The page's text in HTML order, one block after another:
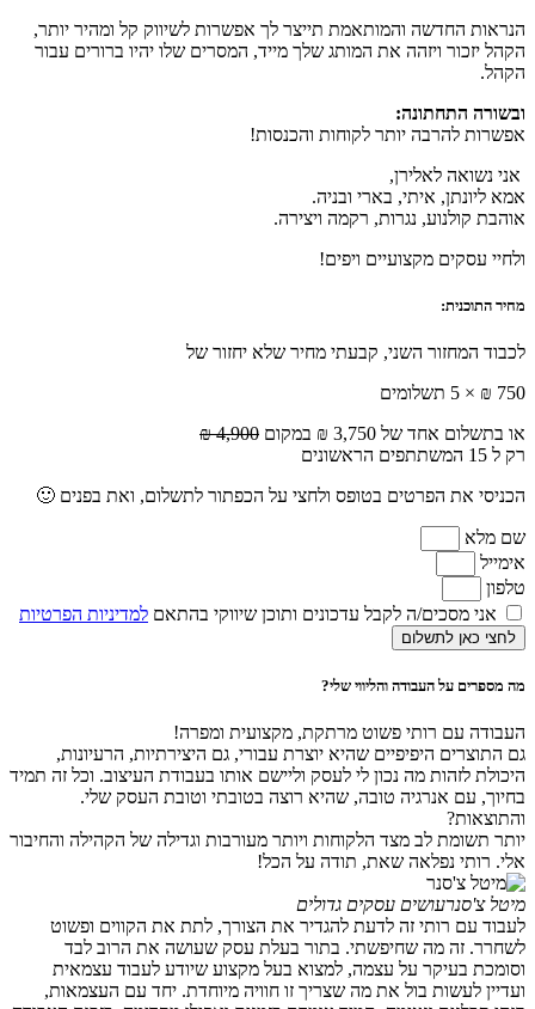
הנראות החדשה והמותאמת תייצר לך אפשרות לשיווק קל ומהיר יותר,
הקהל יזכור ויזהה את המותג שלך מייד, המסרים שלו יהיו ברורים עבור
הקהל.
ובשורה התחתונה:
אפשרות להרבה יותר לקוחות והכנסות!
אני נשואה לאלירן,
אמא ליונתן, איתי, בארי ובניה.
אוהבת קולנוע, נגרות, רקמה ויצירה.
ולחיי עסקים מקצועיים ויפים!
מחיר התוכנית:
לכבוד המחזור השני, קבעתי מחיר שלא יחזור של
750 ₪ × 5 תשלומים
או בתשלום אחד של 3,750 ₪ במקום
4,900 ₪
רק ל 15 המשתתפים הראשונים
הכניסי את הפרטים בטופס ולחצי על הכפתור לתשלום, ואת בפנים 🙂
שם מלא
אימייל
טלפון
אני מסכים/ה לקבל עדכונים ותוכן שיווקי בהתאם למדיניות הפרטיות
לחצי כאן לתשלום
מה מספרים על העבודה והליווי שלי?
העבודה עם רותי פשוט מרתקת, מקצועית ומפרה!
גם התוצרים היפיפיים שהיא יוצרת עבורי, גם היצירתיות, הרעיונות,
היכולת לזהות מה נכון לי לעסק וליישם אותו בעבודת העיצוב. וכל זה תמיד
בחיוך, עם אנרגיה טובה, שהיא רוצה בטובתי וטובת העסק שלי.
והתוצאות?
יותר תשומת לב מצד הלקוחות ויותר מעורבות וגדילה של הקהילה והחיבור
אלי. רותי נפלאה שאת, תודה על הכל!
מיטל צ'סנרעושים עסקים גדולים
לעבוד עם רותי זה לדעת להגדיר את הצורך, לתת את הקווים ופשוט
לשחרר. זה מה שחיפשתי. בתור בעלת עסק שעושה את הרוב לבד
וסומכת בעיקר על עצמה, למצוא בעל מקצוע שיודע לעבוד עצמאית
ועדיין לעשות בול את מה שצריך זו חוויה מיוחדת. יחד עם העצמאות,